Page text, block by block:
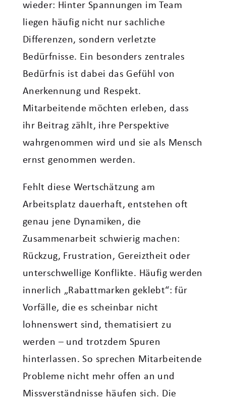
wieder: Hinter Spannungen im Team
liegen häufig nicht nur sachliche
Differenzen, sondern verletzte
Bedürfnisse. Ein besonders zentrales
Bedürfnis ist dabei das Gefühl von
Anerkennung und Respekt.
Mitarbeitende möchten erleben, dass
ihr Beitrag zählt, ihre Perspektive
wahrgenommen wird und sie als Mensch
ernst genommen werden.
Fehlt diese Wertschätzung am
Arbeitsplatz dauerhaft, entstehen oft
genau jene Dynamiken, die
Zusammenarbeit schwierig machen:
Rückzug, Frustration, Gereiztheit oder
unterschwellige Konflikte. Häufig werden
innerlich „Rabattmarken geklebt“: für
Vorfälle, die es scheinbar nicht
lohnenswert sind, thematisiert zu
werden – und trotzdem Spuren
hinterlassen. So sprechen Mitarbeitende
Probleme nicht mehr offen an und
Missverständnisse häufen sich. Die